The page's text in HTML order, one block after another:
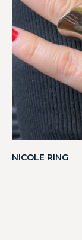
NICOLE RING